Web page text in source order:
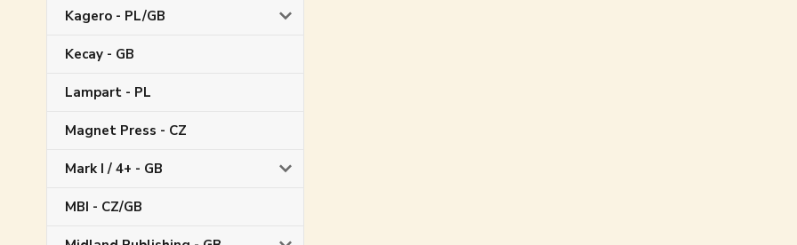
Kagero - PL/GB
Kecay - GB
Lampart - PL
Magnet Press - CZ
Mark I / 4+ - GB
MBI - CZ/GB